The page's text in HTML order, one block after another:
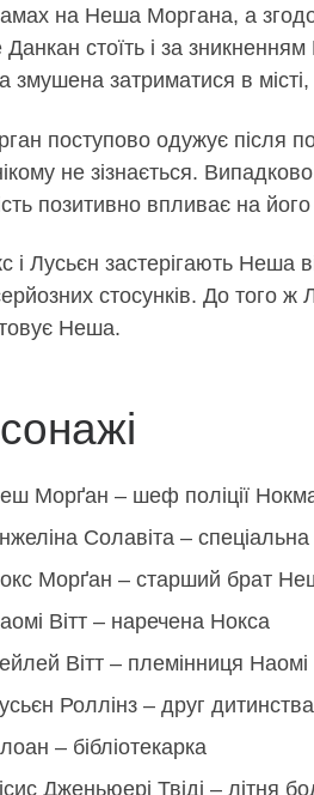
на Неша Моргана, а
стоїть і за зникненням
змушена затриматися в
поступово одужує після
не зізнається.
позитивно впливає на
і Лусьєн застерігають Неша
стосунків. До того
Неша.
Морґан – шеф поліції
Солавіта – спеціальна
Морґан – старший брат
Вітт – наречена Нокса
Вітт – племінниця Наомі
Роллінз – друг
– бібліотекарка
Дженьюері Твіді – літня